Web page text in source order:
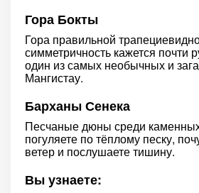
Гора Бокты
Гора правильной
симметричность кажется почти
один из самых необычных и
Мангистау.
Барханы Сенека
Песчаные дюны среди
погуляете по тёплому песку,
ветер и послушаете тишину.
Вы узнаете: